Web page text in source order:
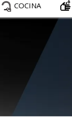
COCINA